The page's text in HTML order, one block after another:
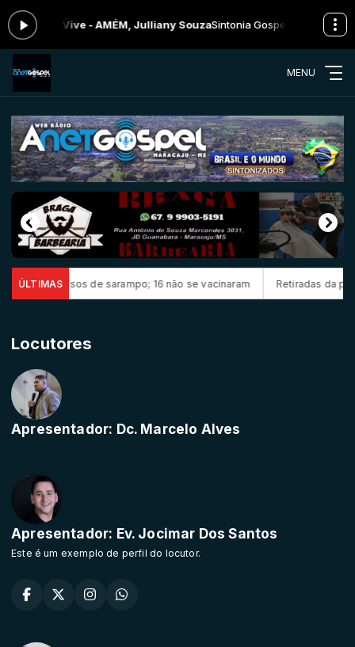
Jesus Vive - AMÉM, Julliany SouzaSintonia Gospel das 00:00 às
MENU
ÚLTIMAS
23 casos de sarampo; 16 não se vacinaram Retiradas da
Locutores
Apresentador: Dc. Marcelo Alves
Apresentador: Ev. Jocimar Dos Santos
Este é um exemplo de perfil do locutor.